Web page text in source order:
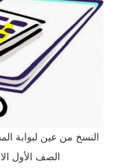
الصف الأول